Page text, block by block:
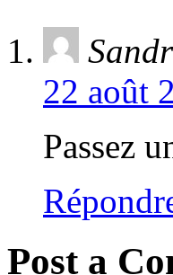
22 août
Passez
Post a